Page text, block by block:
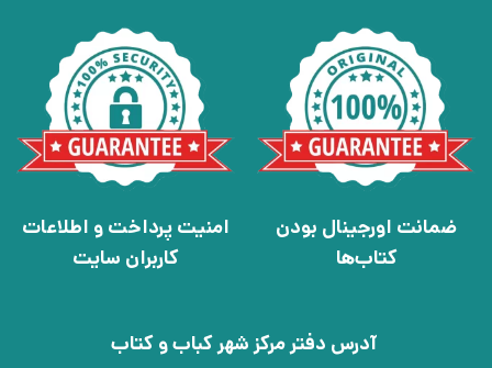
ضمانت اورجینال بودن
کتاب‌ها
امنیت پرداخت و اطلاعات
کاربران سایت
آدرس دفتر مرکز شهر کباب و کتاب